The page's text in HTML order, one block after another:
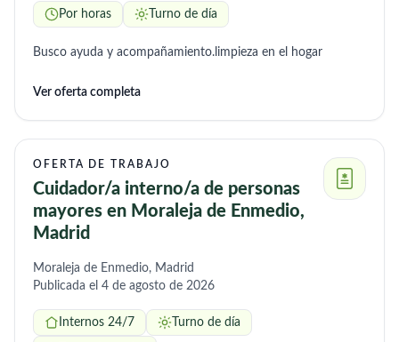
Por horas Turno de día
Busco ayuda y acompañamiento.limpieza en el hogar
Ver oferta completa
OFERTA DE TRABAJO
Cuidador/a interno/a de personas
mayores en Moraleja de Enmedio,
Madrid
Moraleja de Enmedio, Madrid
Publicada el 4 de agosto de 2026
Internos 24/7 Turno de día